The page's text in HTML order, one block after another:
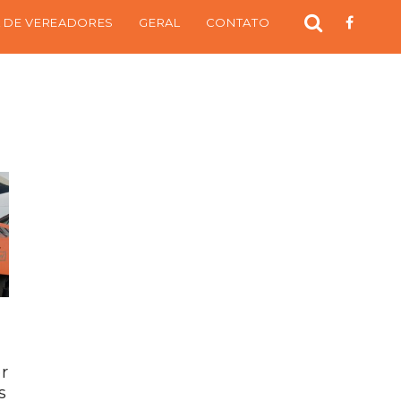
VEREADORES GERAL CONTATO